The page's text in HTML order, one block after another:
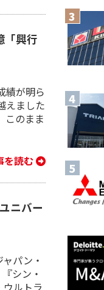
「興行
績が明ら
えました
このまま
を読む
ニバー
パン・
シン・
ルトラ